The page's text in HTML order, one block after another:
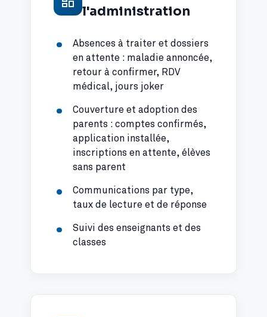
l'administration
Absences à traiter et dossiers
en attente : maladie annoncée,
retour à confirmer, RDV
médical, jours joker
Couverture et adoption des
parents : comptes confirmés,
application installée,
inscriptions en attente, élèves
sans parent
Communications par type,
taux de lecture et de réponse
Suivi des enseignants et des
classes